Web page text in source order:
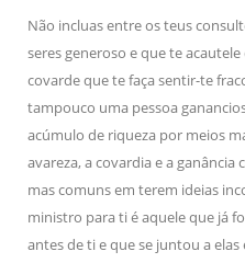
Não incluas entre os teus
seres generoso e que te
covarde que te faça sentir-te
tampouco uma pessoa
acúmulo de riqueza por meios
avareza, a covardia e a
mas comuns em terem ideias
ministro para ti é aquele que já
antes de ti e que se juntou a elas